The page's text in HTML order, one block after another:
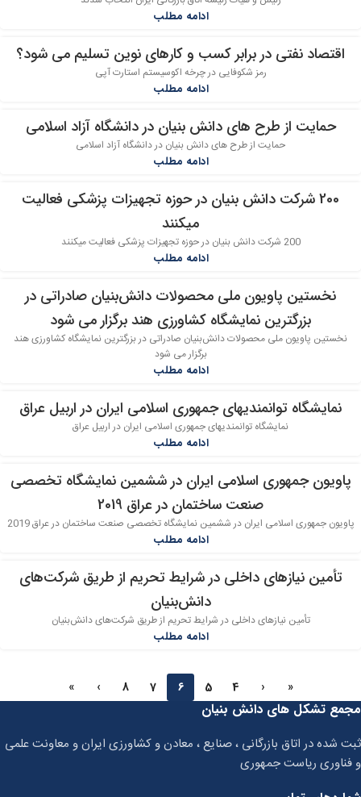
ادامه مطلب
26
اقتصاد نفتی در برابر کسب و کارهای نوین تسلیم می شود؟
رمز شکوفایی در چرخه اکوسیستم استارت آپی
ادامه مطلب
25
حمایت از طرح های دانش بنیان در دانشگاه آزاد اسلامی
حمایت از طرح های دانش بنیان در دانشگاه آزاد اسلامی
ادامه مطلب
21
200 شرکت دانش بنیان در حوزه تجهیزات پزشکی فعالیت
میکنند
200 شرکت دانش بنیان در حوزه تجهیزات پزشکی فعالیت میکنند
ادامه مطلب
07
نخستین پاویون ملی محصولات دانش‌بنیان صادراتی در
بزرگترین نمایشگاه کشاورزی هند برگزار می شود
نخستین پاویون ملی محصولات دانش‌بنیان صادراتی در بزرگترین نمایشگاه کشاورزی هند
برگزار می شود
ادامه مطلب
30
نمایشگاه توانمندیهای جمهوری اسلامی ایران در اربیل عراق
نمایشگاه توانمندیهای جمهوری اسلامی ایران در اربیل عراق
ادامه مطلب
28
پاویون جمهوری اسلامی ایران در ششمین نمایشگاه تخصصی
صنعت ساختمان در عراق 2019
پاویون جمهوری اسلامی ایران در ششمین نمایشگاه تخصصی صنعت ساختمان در عراق 2019
ادامه مطلب
25
تأمین نیازهای داخلی در شرایط تحریم از طریق شرکت‌های
دانش‌بنیان
تأمین نیازهای داخلی در شرایط تحریم از طریق شرکت‌های دانش‌بنیان
ادامه مطلب
«
‹
4
5
6
7
8
›
»
مجمع تشکل های دانش بنیان
ثبت شده در اتاق بازرگانی ، صنایع ، معادن و کشاورزی ایران و معاونت علمی
و فناوری ریاست جمهوری